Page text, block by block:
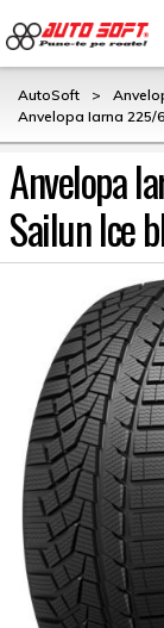
AutoSoft >
Anvelopa Iarna 225/
Anvelopa
Sailun Ice